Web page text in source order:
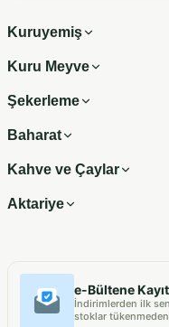
Kuruyemiş
Kuru Meyve
Şekerleme
Baharat
Kahve ve Çaylar
Aktariye
e-Bültene
İndirimlerden ilk
stoklar tükenmeden